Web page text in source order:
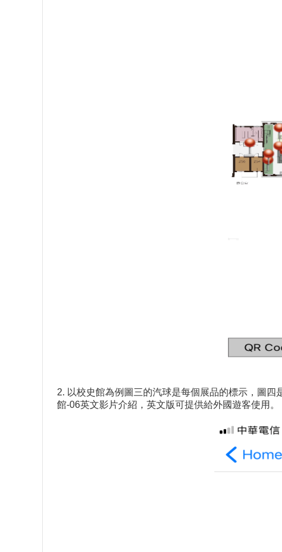
2. 以校史館為例圖三的汽球是每個展品的標示，圖
館-06英文影片介紹，英文版可提供給外國遊客使用。